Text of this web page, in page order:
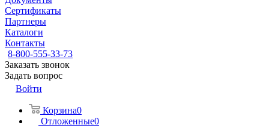
Сертификаты
Партнеры
Каталоги
Контакты
8-800-555-33-73
Заказать звонок
Задать вопрос
Войти
Корзина0
Отложенные0